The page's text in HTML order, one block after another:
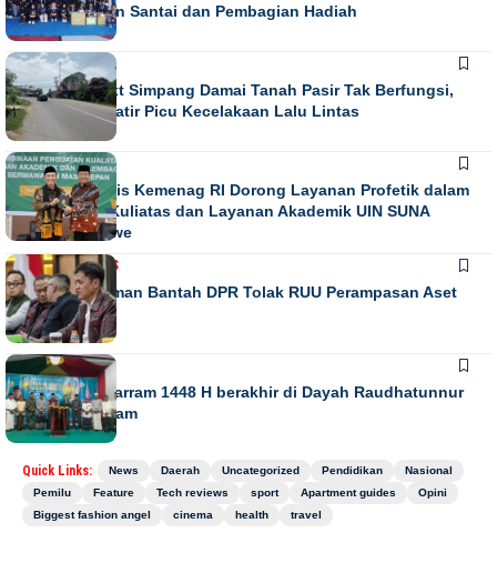
dengan Jalan Santai dan Pembagian Hadiah
NEWS
Running Text Simpang Damai Tanah Pasir Tak Berfungsi,
Warga Khawatir Picu Kecelakaan Lalu Lintas
NEWS
Direktur Diktis Kemenag RI Dorong Layanan Profetik dalam
Penguatan Kuliatas dan Layanan Akademik UIN SUNA
Lhokseumawe
NASIONALNEWS
Habiburokhman Bantah DPR Tolak RUU Perampasan Aset
NEWS
Gebyar Muharram 1448 H berakhir di Dayah Raudhatunnur
Alharuni Nisam
Quick Links: News Daerah Uncategorized Pendidikan
Nasional
Pemilu
Feature Tech reviews sport Apartment guides
Opini
Biggest fashion angel
cinema health travel